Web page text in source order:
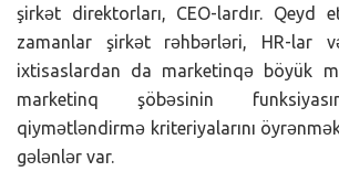
şirkət direktorları, CEO-lardır. Qeyd
zamanlar şirkət rəhbərləri, HR-lar
ixtisaslardan da marketinqə böyük
marketinq şöbəsinin
qiymətləndirmə kriteriyalarını
gələnlər var.